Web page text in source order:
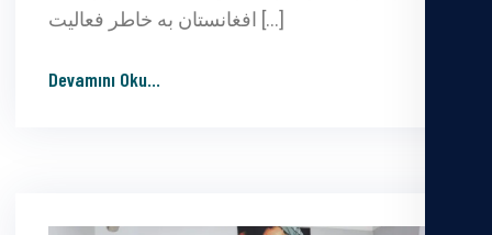
افغانستان به خاطر فعالیت […]
Devamını Oku...